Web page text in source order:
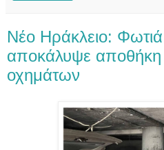
Νέο Ηράκλειο:
αποκάλυψε
οχημάτων